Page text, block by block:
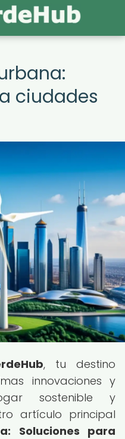
ciudades
, tu destino
innovaciones y
sostenible y
artículo principal
Soluciones para